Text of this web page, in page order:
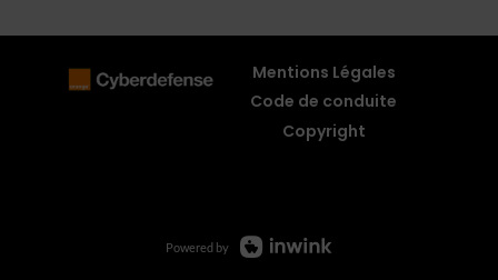
Mentions Légales
Code de conduite
Copyright
Powered by